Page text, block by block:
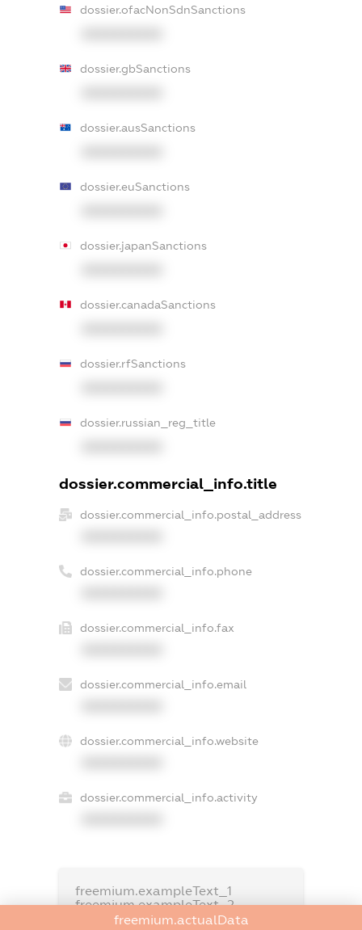
dossier.ofacNonSdnSanctions
dossier.gbSanctions
dossier.ausSanctions
dossier.euSanctions
dossier.japanSanctions
dossier.canadaSanctions
dossier.rfSanctions
dossier.russian_reg_title
dossier.commercial_info.title
dossier.commercial_info.postal_address
dossier.commercial_info.phone
dossier.commercial_info.fax
dossier.commercial_info.email
dossier.commercial_info.website
dossier.commercial_info.activity
freemium.exampleText_1
freemium.exampleText_2
freemium.anonymousPerSearch2
freemium.actualData